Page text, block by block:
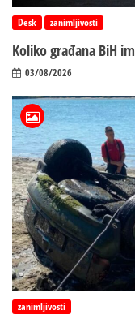
Desk zanimljivosti
Koliko građana BiH
03/08/2026
zanimljivosti